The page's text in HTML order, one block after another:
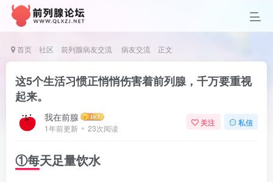
首页 社区 前列腺病友交流 病友交流 正文
这5个生活习惯正悄悄伤害着前列腺，千万要重视
起来。
我在前腺
1年前更新 23次阅读
关注 私信
①每天足量饮水